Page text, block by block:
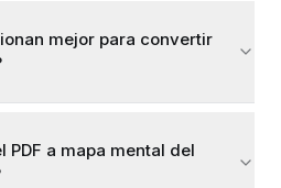
mejor para convertir
PDF a mapa mental del